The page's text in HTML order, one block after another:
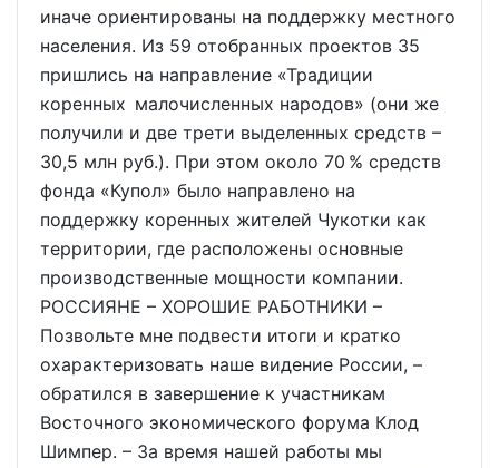
иначе ориентированы на поддержку местного
населения. Из 59 отобранных проектов 35
пришлись на направление «Традиции
коренных малочисленных народов» (они же
получили и две трети выделенных средств –
30,5 млн руб.). При этом около 70 % средств
фонда «Купол» было направлено на
поддержку коренных жителей Чукотки как
территории, где расположены основные
производственные мощности компании.
РОССИЯНЕ – ХОРОШИЕ РАБОТНИКИ –
Позвольте мне подвести итоги и кратко
охарактеризовать наше видение России, –
обратился в завершение к участникам
Восточного экономического форума Клод
Шимпер. – За время нашей работы мы